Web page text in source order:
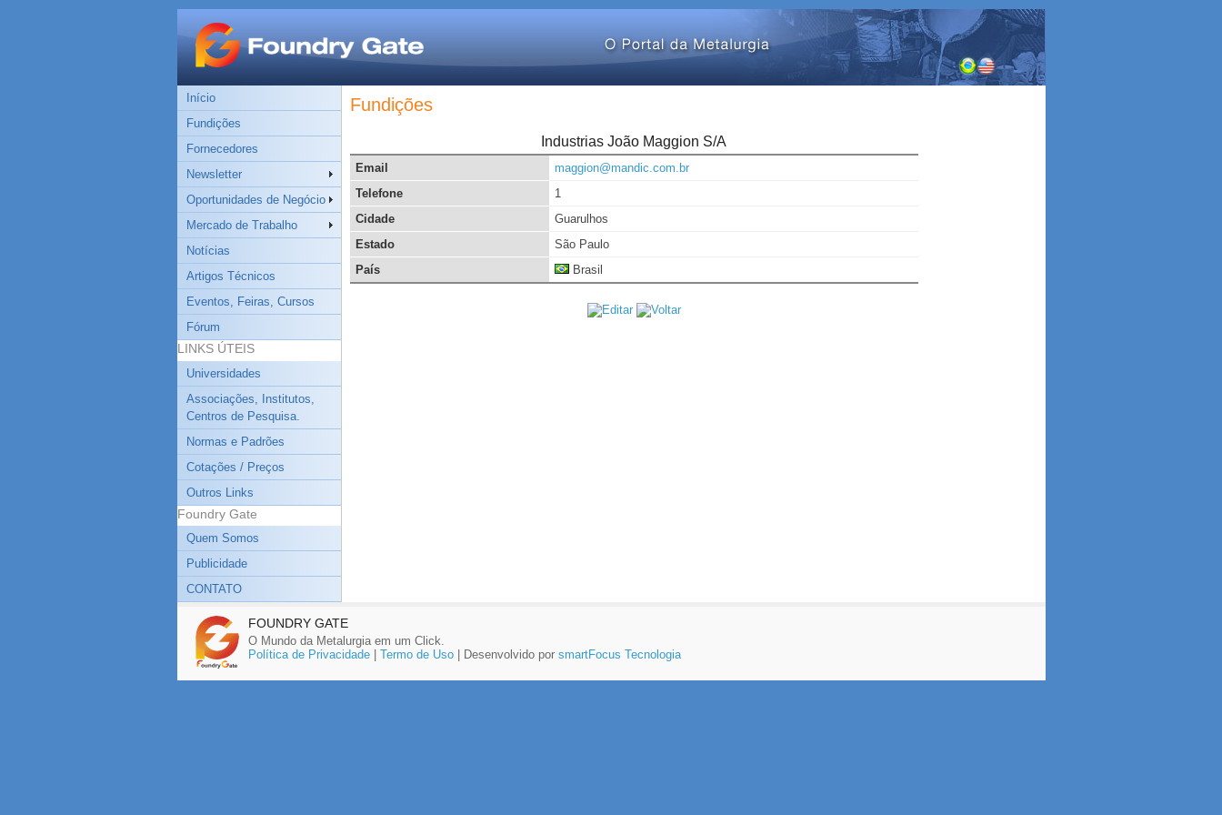
Início
Fundições
Fornecedores
Newsletter
Oportunidades de Negócio
Mercado de Trabalho
Notícias
Artigos Técnicos
Eventos, Feiras, Cursos
Fórum
LINKS ÚTEIS
Universidades
Associações, Institutos,
Centros de Pesquisa.
Normas e Padrões
Cotações / Preços
Outros Links
Foundry Gate
Quem Somos
Publicidade
CONTATO
Fundições
Industrias João Maggion S/A
Email
maggion@mandic.com.br
Telefone
1
Cidade
Guarulhos
Estado
São Paulo
País
Brasil
FOUNDRY GATE
O Mundo da Metalurgia em um Click.
Política de Privacidade| Termo de Uso| Desenvolvido por smartFocus Tecnologia